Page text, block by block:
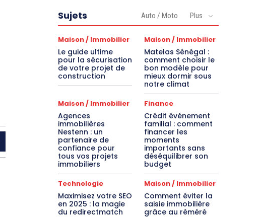
Sujets Auto / Moto Plus
Maison / Immobilier
Le guide ultime
pour la sécurisation
de votre projet de
construction
Maison / Immobilier
Matelas Sénégal :
comment choisir le
bon modèle pour
mieux dormir sous
notre climat
Maison / Immobilier
Agences
immobilières
Nestenn : un
partenaire de
confiance pour
tous vos projets
immobiliers
Finance
Crédit événement
familial : comment
financer les
moments
importants sans
déséquilibrer son
budget
Technologie
Maximisez votre SEO
en 2025 : la magie
du redirectmatch
Maison / Immobilier
Comment éviter la
saisie immobilière
grâce au réméré